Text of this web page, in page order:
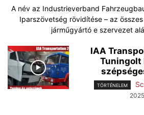
A név az Industrieverband
Iparszövetség rövidítése – az
járműgyártó e szervezet
IAA
Tuningolt
TÖRTÉNELEM